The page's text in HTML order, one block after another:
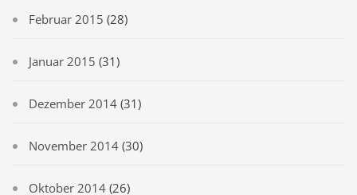
Februar 2015 (28)
Januar 2015 (31)
Dezember 2014 (31)
November 2014 (30)
Oktober 2014 (26)